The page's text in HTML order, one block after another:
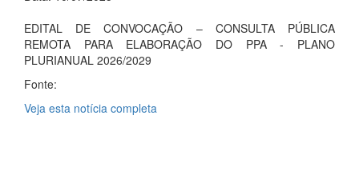
EDITAL DE CONVOCAÇÃO – CONSULTA PÚBLICA
REMOTA PARA ELABORAÇÃO DO PPA - PLANO
PLURIANUAL 2026/2029
Fonte:
Veja esta notícia completa